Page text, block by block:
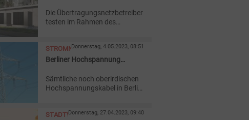
Die Übertragungsnetzbetreiber
testen im Rahmen des
Wärmepumpen. Wer
mitmacht, kann profitieren.
STROMNETZDonnerstag, 4.05.2023, 08:51
Berliner Hochspannung
Sämtliche noch oberirdischen
Hochspannungskabel in Berlin
Erdkabel ersetzen. Die ersten
STADTWERKEDonnerstag, 27.04.2023, 09:40